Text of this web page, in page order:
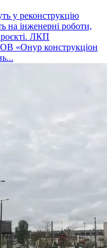
у реконструкцію
на інженерні роботи,
ЛКП
«Онур конструкціон